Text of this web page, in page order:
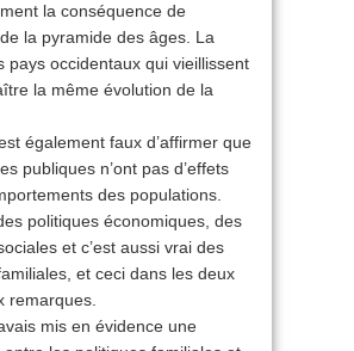
la conséquence de
de la pyramide des âges. La
pays occidentaux qui vieillissent
la même évolution de la
également faux d’affirmer que
publiques n’ont pas d’effets
des populations.
politiques économiques, des
et c’est aussi vrai des
et ceci dans les deux
remarques.
mis en évidence une